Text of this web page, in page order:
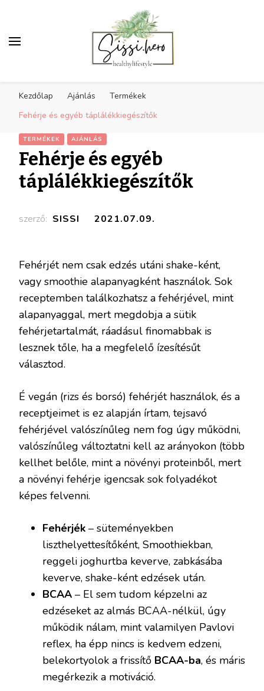
inspiráció
életmódra
Kezdőlap Ajánlás
Termékek
Fehérje és egyéb táplálékkiegészítők
TERMÉKEK AJÁNLÁS
Fehérje és egyéb
táplálékkiegészítők
szerző: SISSI 2021.07.09.
Fehérjét nem csak edzés utáni shake-ként,
vagy smoothie alapanyagként használok. Sok
receptemben találkozhatsz a fehérjével, mint
alapanyaggal, mert megdobja a sütik
fehérjetartalmát, ráadásul finomabbak is
lesznek tőle, ha a megfelelő ízesítésűt
választod.
É vegán (rizs és borsó) fehérjét használok, és a
receptjeimet is ez alapján írtam, tejsavó
fehérjével valószínűleg nem fog úgy működni,
valószínűleg változtatni kell az arányokon (több
kellhet belőle, mint a növényi proteinből, mert
a növényi fehérje igencsak sok folyadékot
képes felvenni.
Fehérjék – süteményekben
liszthelyettesítőként, Smoothiekban,
reggeli joghurtba keverve, zabkásába
keverve, shake-ként edzések után.
BCAA – El sem tudom képzelni az
edzéseket az almás BCAA-nélkül, úgy
működik nálam, mint valamilyen Pavlovi
reflex, ha épp nincs is kedvem edzeni,
belekortyolok a frissítő BCAA-ba, és máris
megérkezik a motiváció.